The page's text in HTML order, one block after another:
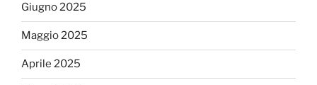
Giugno 2025
Maggio 2025
Aprile 2025